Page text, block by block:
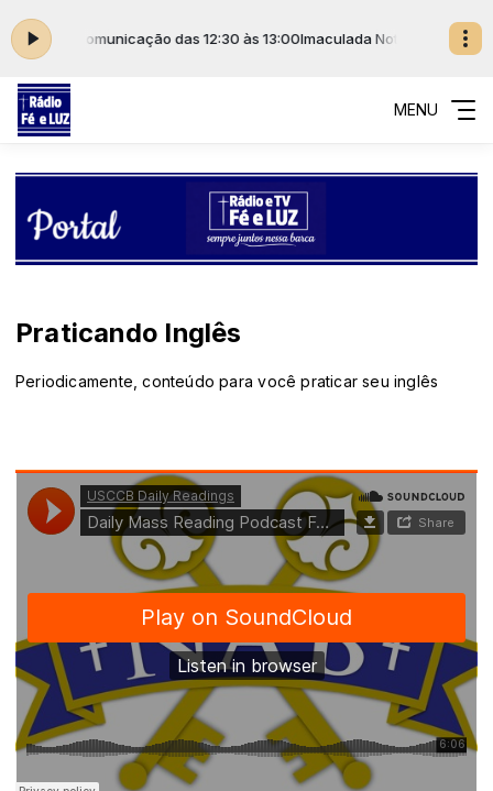
de Comunicação das 12:30 às 13:00Imaculada Notícias com
MENU
Praticando Inglês
Periodicamente, conteúdo para você praticar seu inglês